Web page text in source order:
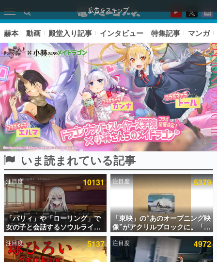
広告をスキップ
ピックアップ
電ファミのいま読まれている記事ランキング
アプリセール情報
インタビュー
連載・特集一覧
赫本 動画 殿堂入り記事 インタビュー 特集記事 マンガ
いま読まれている記事
注目度 10131
「パリィ」や「ローリング」で
女の子と会話するソウルライク
恋愛ゲーム『小早川さんはソウ
ルライク』無料公開。返事に失
敗すると「YOU DIED」
注目度 5379
「東映」の“あのオープニング映
像”がアクリルブロックに。「東
映ヒストリカル グッズコレクシ
ョン」が8月下旬より発売
注目度 5137 注目度 4972